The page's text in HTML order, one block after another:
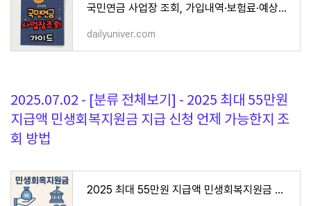
국민연금 사업장 조회, 가입내역·보험료·예상연금액까지 한눈에 확인하는 방법
dailyuniver.com
2025.07.02 - [분류 전체보기] - 2025 최대 55만원
지급액 민생회복지원금 지급 신청 언제 가능한지 조
회 방법
2025 최대 55만원 지급액 민생회복지원금 지급 신청 언제 가능한지 조회 방법